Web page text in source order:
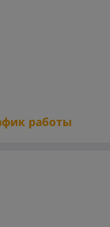
работы